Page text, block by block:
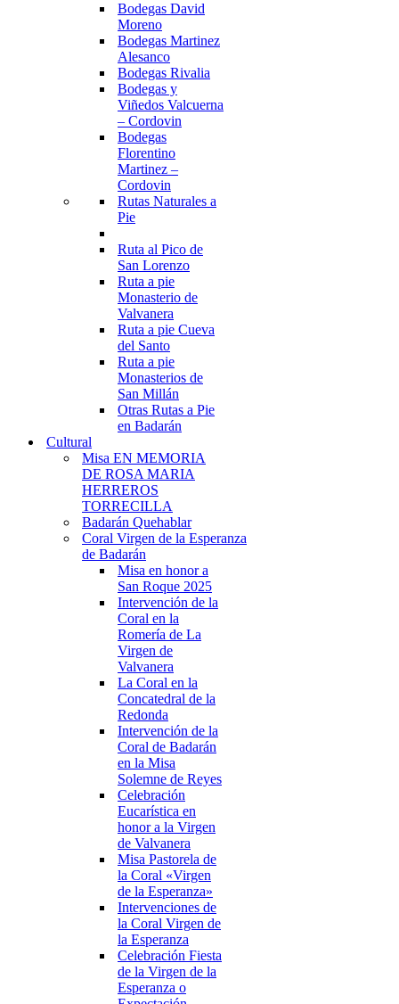
Bodegas David
Moreno
Bodegas Martinez
Alesanco
Bodegas Rivalia
Bodegas y
Viñedos Valcuerna
– Cordovin
Bodegas
Florentino
Martinez –
Cordovin
Rutas Naturales a
Pie
Ruta al Pico de
San Lorenzo
Ruta a pie
Monasterio de
Valvanera
Ruta a pie Cueva
del Santo
Ruta a pie
Monasterios de
San Millán
Otras Rutas a Pie
en Badarán
Cultural
Misa EN MEMORIA
DE ROSA MARIA
HERREROS
TORRECILLA
Badarán Quehablar
Coral Virgen de la Esperanza
de Badarán
Misa en honor a
San Roque 2025
Intervención de la
Coral en la
Romería de La
Virgen de
Valvanera
La Coral en la
Concatedral de la
Redonda
Intervención de la
Coral de Badarán
en la Misa
Solemne de Reyes
Celebración
Eucarística en
honor a la Virgen
de Valvanera
Misa Pastorela de
la Coral «Virgen
de la Esperanza»
Intervenciones de
la Coral Virgen de
la Esperanza
Celebración Fiesta
de la Virgen de la
Esperanza o